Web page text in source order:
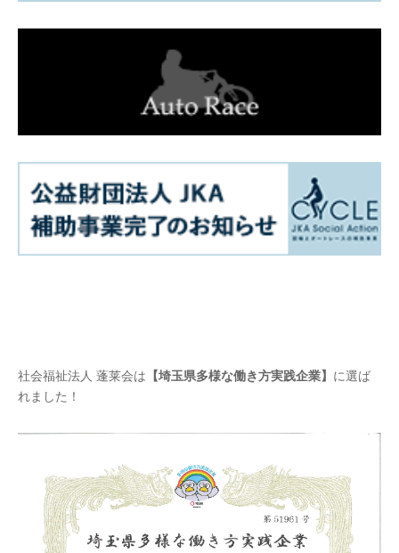
社会福祉法人 蓬莱会は 【埼玉県多様な働き方実践企業】 に選ば
れました！